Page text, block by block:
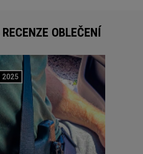
OBLEČENÍ
2025